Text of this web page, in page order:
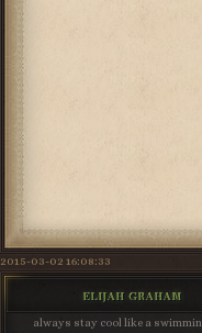
2015-03-02 16:08:33
ELIJAH GRAHAM
always stay cool like a